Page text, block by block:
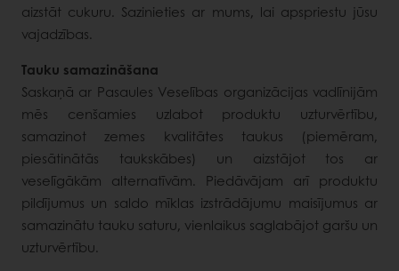
aizstāt cukuru. Sazinieties ar mums, lai apspriestu jūsu
vajadzības.
Tauku samazināšana
Saskaņā ar Pasaules Veselības organizācijas vadlīnijām
mēs cenšamies uzlabot produktu uzturvērtību,
samazinot zemes kvalitātes taukus (piemēram,
piesātinātās taukskābes) un aizstājot tos ar
veselīgākām alternatīvām. Piedāvājam arī produktu
pildījumus un saldo mīklas izstrādājumu maisījumus ar
samazinātu tauku saturu, vienlaikus saglabājot garšu un
uzturvērtību.